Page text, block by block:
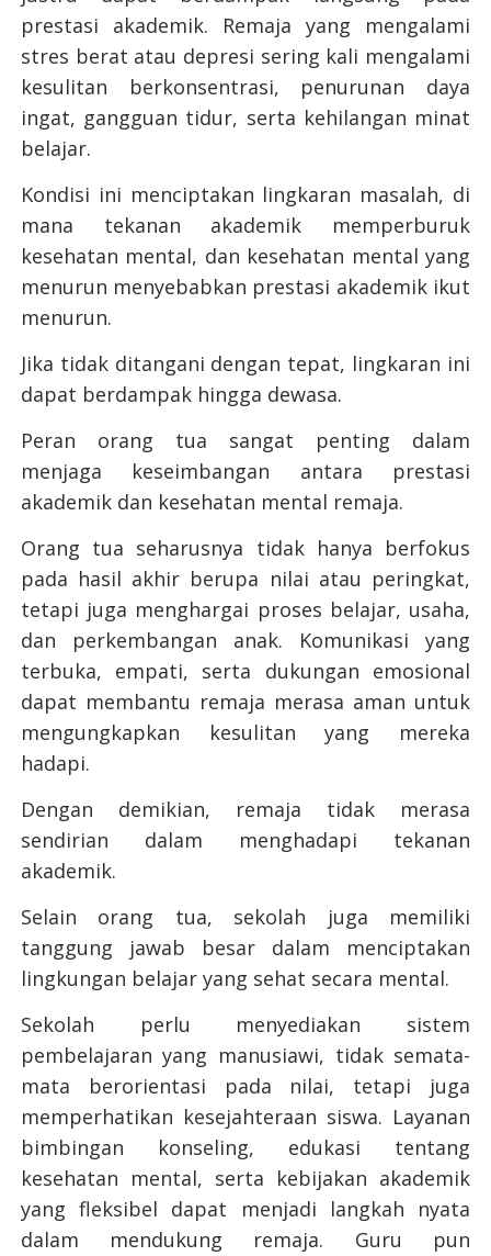
prestasi akademik. Remaja yang mengalami
stres berat atau depresi sering kali mengalami
kesulitan berkonsentrasi, penurunan daya
ingat, gangguan tidur, serta kehilangan minat
belajar.
Kondisi ini menciptakan lingkaran masalah, di
mana tekanan akademik memperburuk
kesehatan mental, dan kesehatan mental yang
menurun menyebabkan prestasi akademik ikut
menurun.
Jika tidak ditangani dengan tepat, lingkaran ini
dapat berdampak hingga dewasa.
Peran orang tua sangat penting dalam
menjaga keseimbangan antara prestasi
akademik dan kesehatan mental remaja.
Orang tua seharusnya tidak hanya berfokus
pada hasil akhir berupa nilai atau peringkat,
tetapi juga menghargai proses belajar, usaha,
dan perkembangan anak. Komunikasi yang
terbuka, empati, serta dukungan emosional
dapat membantu remaja merasa aman untuk
mengungkapkan kesulitan yang mereka
hadapi.
Dengan demikian, remaja tidak merasa
sendirian dalam menghadapi tekanan
akademik.
Selain orang tua, sekolah juga memiliki
tanggung jawab besar dalam menciptakan
lingkungan belajar yang sehat secara mental.
Sekolah perlu menyediakan sistem
pembelajaran yang manusiawi, tidak semata-
mata berorientasi pada nilai, tetapi juga
memperhatikan kesejahteraan siswa. Layanan
bimbingan konseling, edukasi tentang
kesehatan mental, serta kebijakan akademik
yang fleksibel dapat menjadi langkah nyata
dalam mendukung remaja. Guru pun